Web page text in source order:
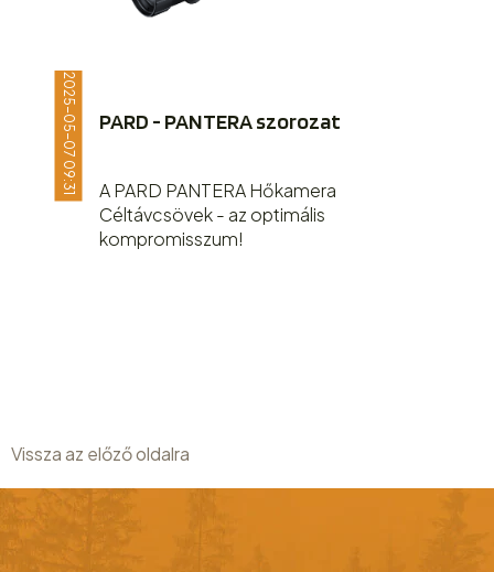
2025-05-07 09:31 PARD - PANTERA szorozat
A PARD PANTERA Hőkamera
Céltávcsövek - az optimális
kompromisszum!
Vissza az előző oldalra